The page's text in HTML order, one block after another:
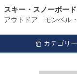
スキー・スノーボー
アウトドア モンベル
カテゴリー